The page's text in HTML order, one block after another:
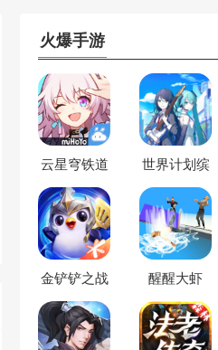
火爆手游
云星穹铁道
世界计划缤
金铲铲之战 醒醒大虾